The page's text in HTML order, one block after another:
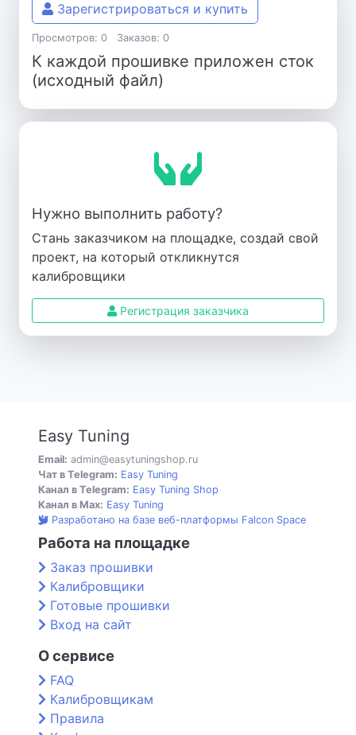
Зарегистрироваться и купить
Просмотров: 0 Заказов: 0
К каждой прошивке приложен сток
(исходный файл)
Нужно выполнить работу?
Стань заказчиком на площадке, создай свой
проект, на который откликнутся
калибровщики
Регистрация заказчика
Easy Tuning
Email: admin@easytuningshop.ru
Чат в Telegram: Easy Tuning
Канал в Telegram: Easy Tuning Shop
Канал в Max: Easy Tuning
Разработано на базе веб-платформы Falcon Space
Работа на площадке
Заказ прошивки
Калибровщики
Готовые прошивки
Вход на сайт
О сервисе
FAQ
Калибровщикам
Правила